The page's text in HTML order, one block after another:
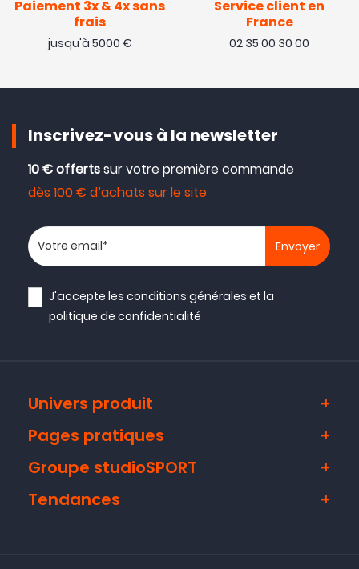
NOUVEAU
Paiement 3x & 4x sans
frais
jusqu'à 5000 €
Service client en
France
02 35 00 30 00
Inscrivez-vous à la newsletter
10 € offertssur votre première commande
dès 100 € d’achats sur le site
Votre adresse email
J'accepte lesconditions générales et la
politique de confidentialité
Univers produit
Pages pratiques
Groupe studioSPORT
Tendances